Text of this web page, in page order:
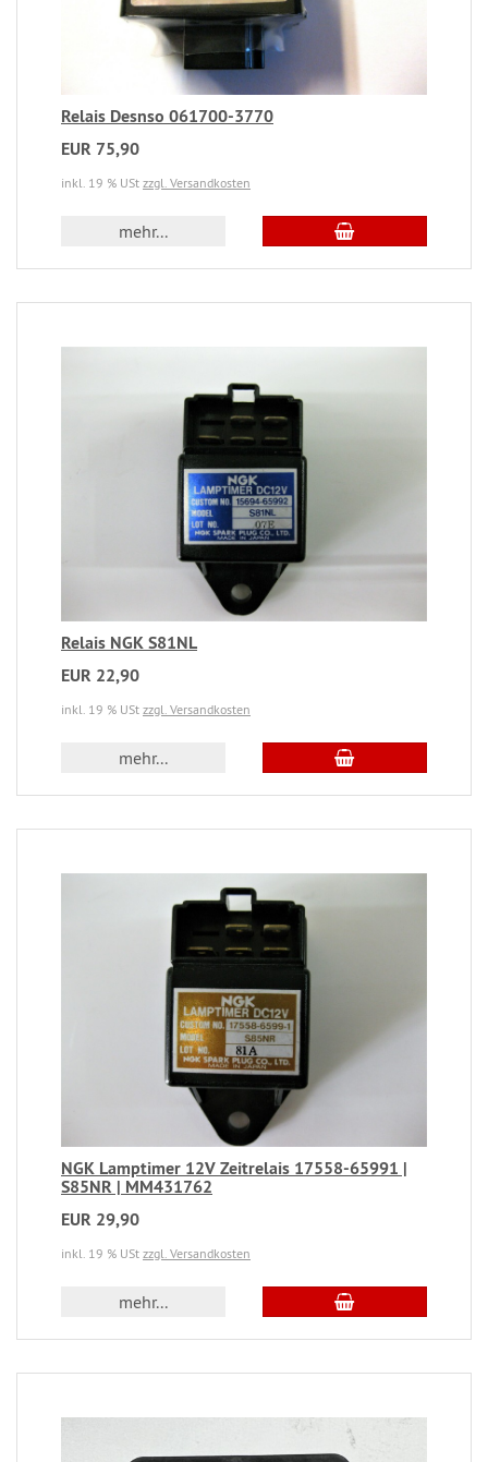
Relais Desnso 061700-3770
EUR 75,90
inkl. 19 % USt zzgl. Versandkosten
mehr...
Relais NGK S81NL
EUR 22,90
inkl. 19 % USt zzgl. Versandkosten
mehr...
NGK Lamptimer 12V Zeitrelais 17558-65991 |
S85NR | MM431762
EUR 29,90
inkl. 19 % USt zzgl. Versandkosten
mehr...